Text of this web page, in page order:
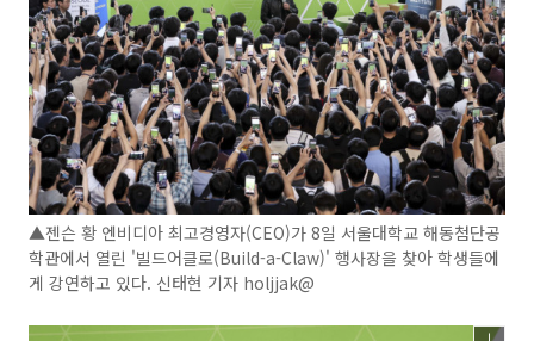
▲젠슨 황 엔비디아 최고경영자(CEO)가 8일 서울대학교 해동첨단공
학관에서 열린 '빌드어클로(Build-a-Claw)' 행사장을 찾아 학생들에
게 강연하고 있다. 신태현 기자 holjjak@